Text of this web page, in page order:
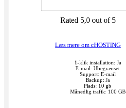
Rated 5,0 out of 5
Læs mere om cHOSTING
1-klik installation: Ja
E-mail: Ubegrænset
Support: E-mail
Backup: Ja
Plads: 10 gb
Månedlig trafik: 100 GB